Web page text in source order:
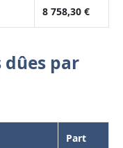
8 758,30 €
par
Part